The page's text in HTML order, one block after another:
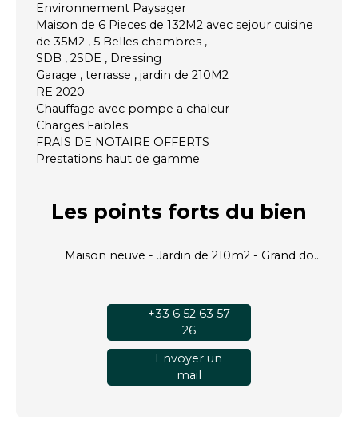
Environnement Paysager
Maison de 6 Pieces de 132M2 avec sejour cuisine
de 35M2 , 5 Belles chambres ,
SDB , 2SDE , Dressing
Garage , terrasse , jardin de 210M2
RE 2020
Chauffage avec pompe a chaleur
Charges Faibles
FRAIS DE NOTAIRE OFFERTS
Prestations haut de gamme
Les points forts du bien
Maison neuve - Jardin de 210m2 - Grand domaine paisible et verdoyant
+33 6 52 63 57
26
Envoyer un
mail